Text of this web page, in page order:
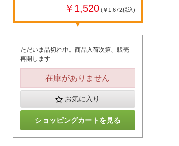
￥1,520 (￥1,672税込)
ただいま品切れ中。商品入荷次第、販売
再開します
在庫がありません
お気に入り
ショッピングカートを見る